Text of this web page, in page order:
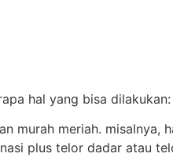
hal yang bisa dilakukan:
murah meriah. misalnya,
plus telor dadar atau